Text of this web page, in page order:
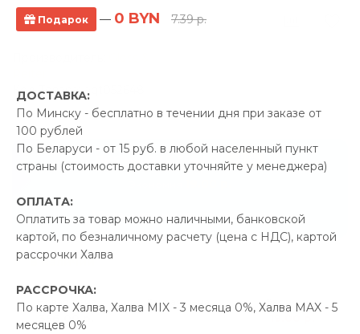
Подарок — 0 BYN 7.39 р.
ДОСТАВКА:
По Минску - бесплатно в течении дня при заказе от
100 рублей
По Беларуси - от 15 руб. в любой населенный пункт
страны (стоимость доставки уточняйте у менеджера)
ОПЛАТА:
Оплатить за товар можно наличными, банковской
картой, по безналичному расчету (цена с НДС), картой
рассрочки Халва
РАССРОЧКА:
По карте Халва, Халва MIX - 3 месяца 0%, Халва MAX - 5
месяцев 0%
5 отзывов
Код Товара: aqt052648
ПРОМОКОД "ЛЕТО"
Позвонить и назвать промокод
В наличии
Новая цена
356.00 р.
Старая цена Экономия